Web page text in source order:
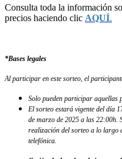
Consulta toda la información
precios haciendo clic AQUÍ.
*Bases legales
Al participar en este sorteo, el
Solo pueden participar aquellas
El sorteo estará vigente del día
de marzo de 2025 a las 22:00h.
realización del sorteo a lo largo
telefónica.